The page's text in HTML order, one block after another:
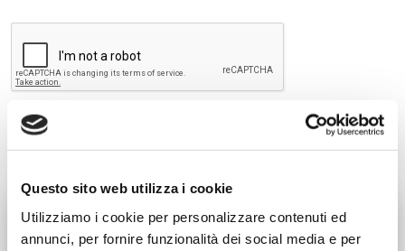
Questo sito web utilizza i cookie
Utilizziamo i cookie per personalizzare contenuti ed
annunci, per fornire funzionalità dei social media e per
INVIA COMMENTO
Liceo delle Scienze Umane
Economico Sociale